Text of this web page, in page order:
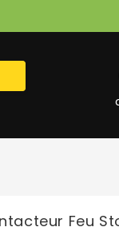
Feu